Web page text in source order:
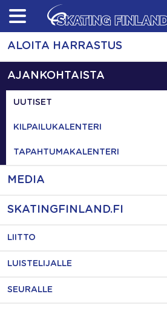
Skip
content
ALOITA HARRASTUS
AJANKOHTAISTA
UUTISET
KILPAILUKALENTERI
TAPAHTUMAKALENTERI
MEDIA
SKATINGFINLAND.FI
LIITTO
LUISTELIJALLE
SEURALLE